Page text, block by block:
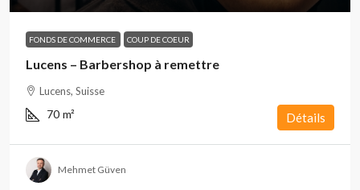
FONDS DE COMMERCE COUP DE COEUR
Lucens – Barbershop à remettre
Lucens, Suisse
70 m² Détails
Mehmet Güven